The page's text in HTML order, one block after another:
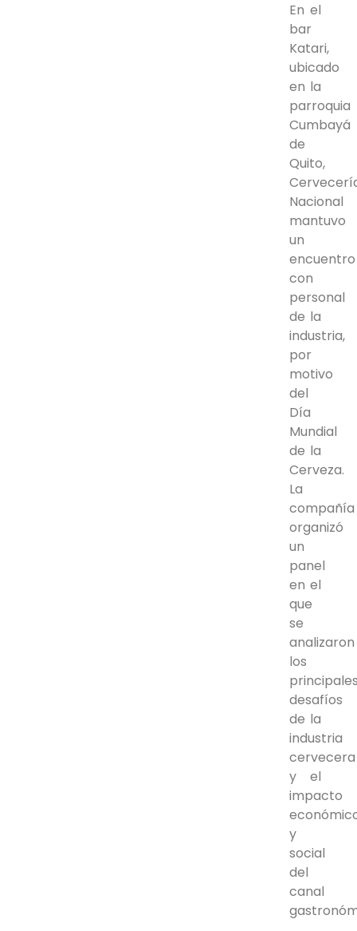
En el
bar
Katari,
ubicado
en la
parroquia
Cumbayá
de
Quito,
Nacional
mantuvo
un
encuentro
con
personal
de la
industria,
por
motivo
del
Día
Mundial
de la
Cerveza.
La
compañía
organizó
un
panel
en el
que
se
analizaron
los
desafíos
de la
industria
cervecera
y el
impacto
y
social
del
canal